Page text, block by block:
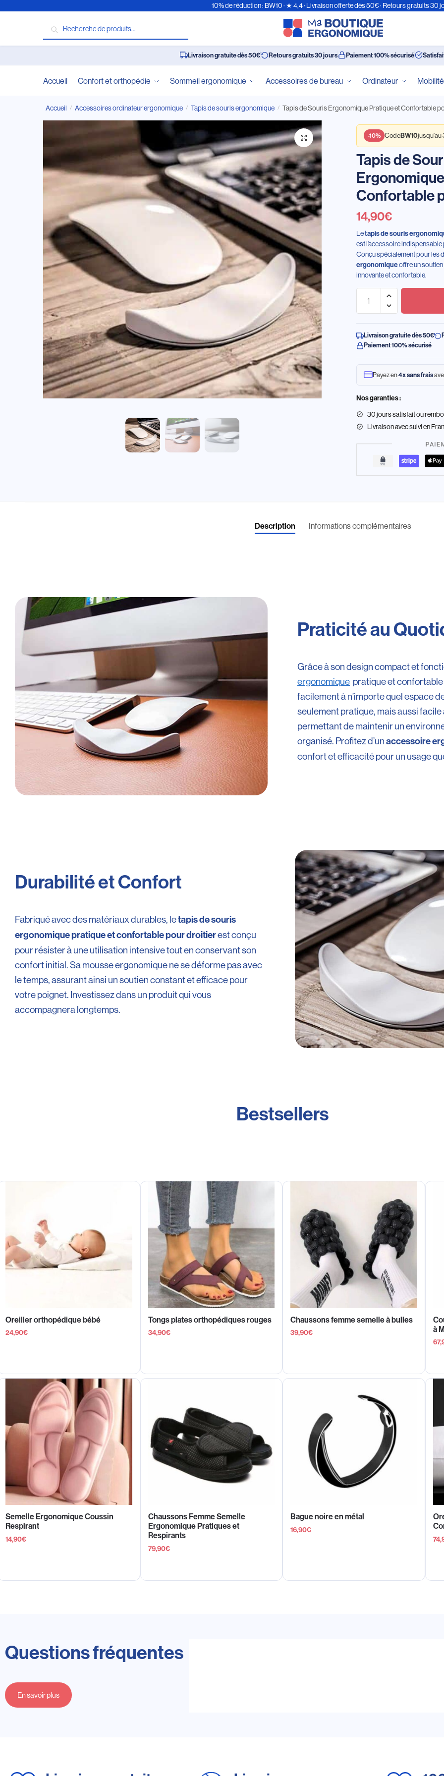
10% de réduction : BW10 · ★ 4,4 · Livraison offerte dès 50€ · Retours gratuits 30
Recherche
Livraison gratuite dès 50€ Retours gratuits 30 jours Paiement 100% sécurisé
Accueil Confort et orthopédie Sommeil ergonomique Accessoires de bureau Ordinateur Mobilité
Accueil / Accessoires ordinateur ergonomique / Tapis de souris ergonomique / Tapis de Souris Ergonomique Pratique et Confortable
-10% CodeBW10
Tapis de
Confortable
14,90€
Letapis de souris
est l’accessoire
Conçu spécialement pour les
ergonomiqueoffre un
innovante et confortable.
Livraison gratuite dès 50€
Paiement 100% sécurisé
Payez en4x sans frais
Nos garanties :
30 jours satisfait ou
Livraisonavec suivi en
Description Informations complémentaires
Praticité au
Grâce à son design compact et
ergonomique pratique et
facilement à n’importe quel espace
seulement pratique, mais aussi
permettant de maintenir un
organisé. Profitez d’unaccessoire
confort et efficacité pour un usage
Durabilité et Confort
Fabriqué avec des matériaux durables, letapis de souris
ergonomique pratique et confortable pour droitierest conçu
pour résister à une utilisation intensive tout en conservant son
confort initial. Sa mousse ergonomique ne se déforme pas avec
le temps, assurant ainsi un soutien constant et efficace pour
votre poignet. Investissez dans un produit qui vous
accompagnera longtemps.
Bestsellers
Oreiller orthopédique bébé
24,90€
Tongs plates orthopédiques rouges
34,90€
Chaussons femme semelle à bulles
39,90€
à
Semelle Ergonomique Coussin
Respirant
14,90€
Chaussons Femme Semelle
Ergonomique Pratiques et
Respirants
79,90€
Bague noire en métal
16,90€
Questions fréquentes
En savoir plus